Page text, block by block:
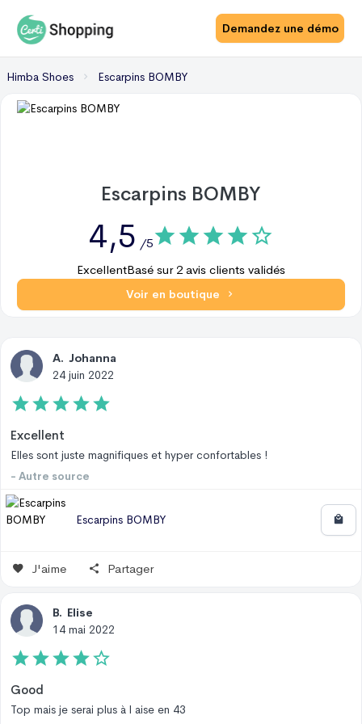
Demandez une démo
Himba Shoes Escarpins BOMBY
Escarpins BOMBY
4,5 /5
ExcellentBasé sur 2 avis clients validés
Voir en boutique
A. Johanna
24 juin 2022
Excellent
Elles sont juste magnifiques et hyper confortables !
- Autre source
Escarpins BOMBY
J'aime Partager
B. Elise
14 mai 2022
Good
Top mais je serai plus à l aise en 43